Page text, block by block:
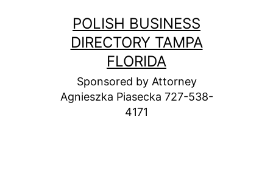
POLISH BUSINESS
DIRECTORY TAMPA
FLORIDA
Sponsored by Attorney
Agnieszka Piasecka 727-538-
4171